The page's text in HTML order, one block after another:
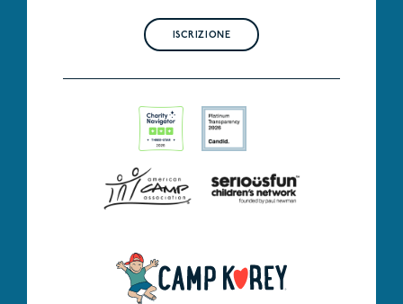
ISCRIZIONE